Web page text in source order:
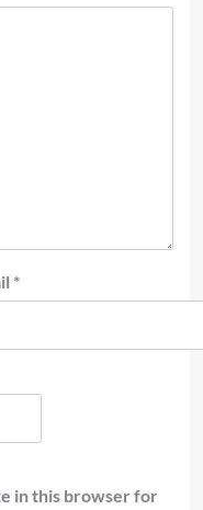
*
in this browser for